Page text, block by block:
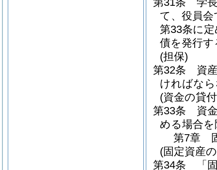
て、役員
第33条に
債を発行
(担保)
第32条
資
ければな
(資金の貸
第33条
資
める場合
第7章
(固定資産
第34条
「